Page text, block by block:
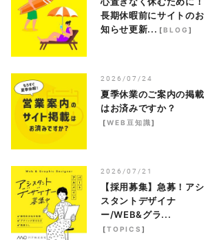
長期休暇前にサイトのお
知らせ更新... [BLOG]
2026/07/24
夏季休業のご案内の掲載
はお済みですか？
[WEB豆知識]
2026/07/21
【採用募集】急募！アシ
スタントデザイナ
ー/WEB&グラ...
[TOPICS ]